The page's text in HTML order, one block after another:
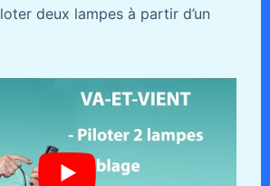
deux lampes à partir d’un